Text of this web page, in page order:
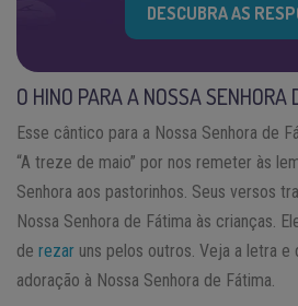
DESCUBRA AS
O HINO PARA A NOSSA SENHORA
Esse cântico para a Nossa Senhora de
“A treze de maio” por nos remeter às
Senhora aos pastorinhos. Seus versos
Nossa Senhora de Fátima às crianças.
de rezar uns pelos outros. Veja a letra
adoração à Nossa Senhora de Fátima.